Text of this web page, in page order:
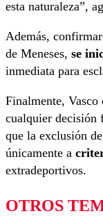
esta naturaleza”,
Además,
de Meneses, se
inmediata para
Finalmente,
cualquier decisión
que la exclusión
únicamente a
extradeportivos.
OTROS